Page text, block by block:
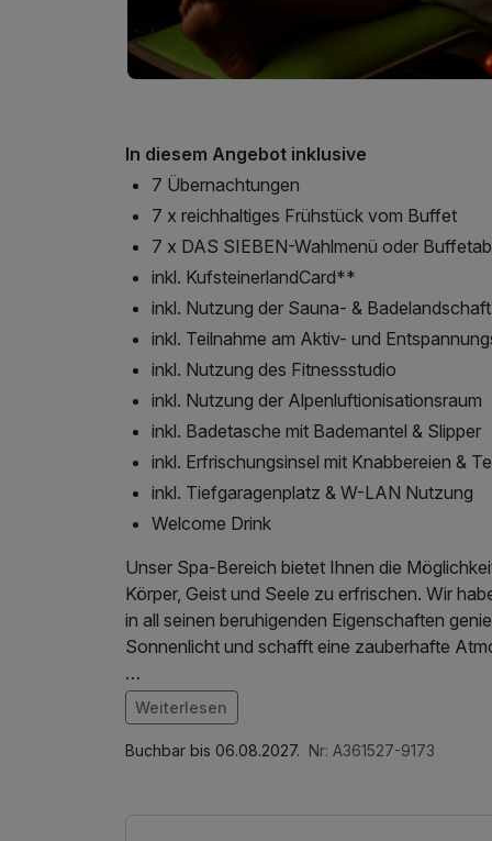
In diesem Angebot inklusive
7 Übernachtungen
7 x reichhaltiges Frühstück vom Buffet
7 x DAS SIEBEN-Wahlmenü oder
inkl. KufsteinerlandCard**
inkl. Nutzung der Sauna- &
inkl. Teilnahme am Aktiv- und
inkl. Nutzung des Fitnessstudio
inkl. Nutzung der Alpenluftionisationsraum
inkl. Badetasche mit Bademantel & Slipper
inkl. Erfrischungsinsel mit Knabbereien &
inkl. Tiefgaragenplatz & W-LAN Nutzung
Welcome Drink
Unser Spa-Bereich bietet Ihnen die
Körper, Geist und Seele zu erfrischen. Wir
in all seinen beruhigenden Eigenschaften
Sonnenlicht und schafft eine zauberhafte
Unser Hallenbad, Whirlpool und ganzjährig
Entspannung, sondern auch ein
Kufsteiner Landes und der Kitzbüheler Alpen.
Weiterlesen
Buchbar bis 06.08.2027. Nr: A361527-9173